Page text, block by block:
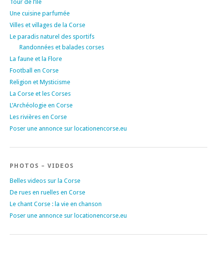
Tour de l’île
Une cuisine parfumée
Villes et villages de la Corse
Le paradis naturel des sportifs
Randonnées et balades corses
La faune et la Flore
Football en Corse
Religion et Mysticisme
La Corse et les Corses
L’Archéologie en Corse
Les rivières en Corse
Poser une annonce sur locationencorse.eu
PHOTOS – VIDEOS
Belles videos sur la Corse
De rues en ruelles en Corse
Le chant Corse : la vie en chanson
Poser une annonce sur locationencorse.eu